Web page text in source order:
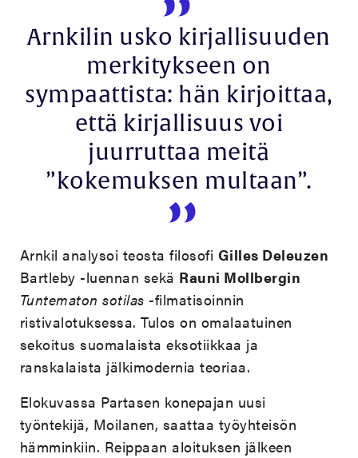
Arnkilin usko kirjallisuuden
merkitykseen on
sympaattista: hän kirjoittaa,
että kirjallisuus voi
juurruttaa meitä
”kokemuksen multaan”.
Arnkil analysoi teosta filosofi Gilles Deleuzen
Bartleby -luennan sekä Rauni Mollbergin
Tuntematon sotilas -filmatisoinnin
ristivalotuksessa. Tulos on omalaatuinen
sekoitus suomalaista eksotiikkaa ja
ranskalaista jälkimodernia teoriaa.
Elokuvassa Partasen konepajan uusi
työntekijä, Moilanen, saattaa työyhteisön
hämminkiin. Reippaan aloituksen jälkeen